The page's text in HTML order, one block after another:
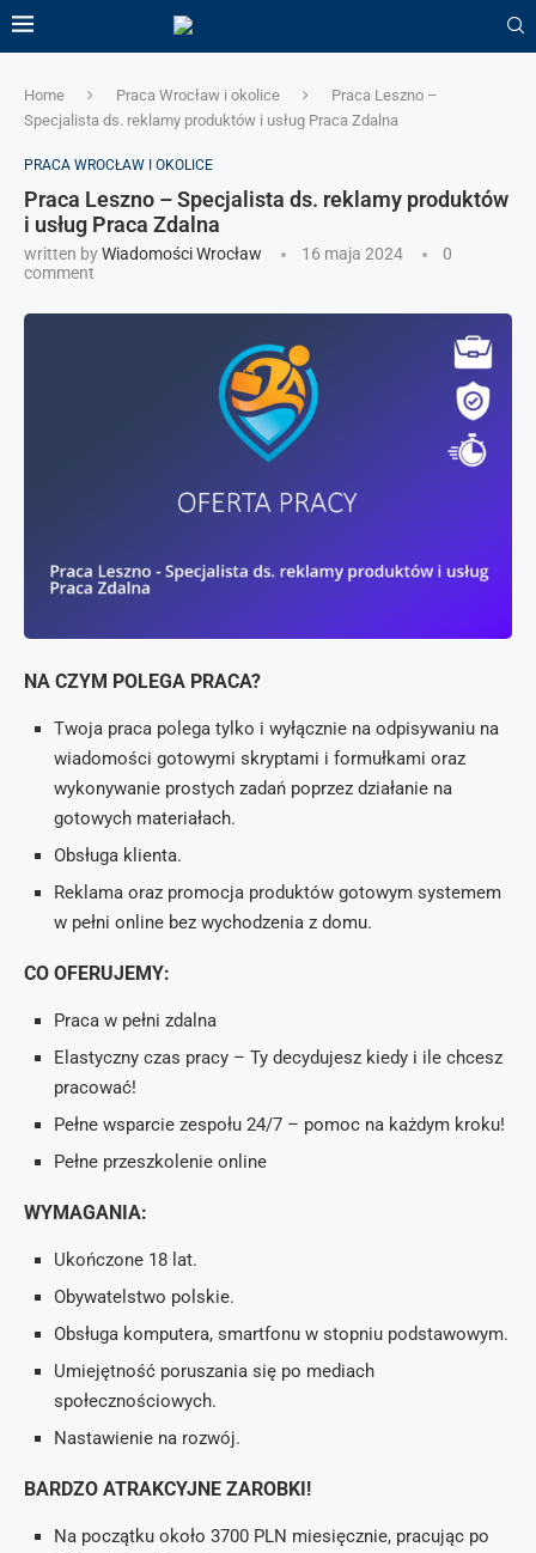
Home Praca Wrocław i okolice
Praca Leszno –
Specjalista ds. reklamy produktów i usług Praca Zdalna
PRACA WROCŁAW I OKOLICE
Praca Leszno – Specjalista ds. reklamy produktów
i usług Praca Zdalna
written byWiadomości Wrocław 16 maja 2024
0
comment
NA CZYM POLEGA PRACA?
Twoja praca polega tylko i wyłącznie na odpisywaniu na
wiadomości gotowymi skryptami i formułkami oraz
wykonywanie prostych zadań poprzez działanie na
gotowych materiałach.
Obsługa klienta.
Reklama oraz promocja produktów gotowym systemem
w pełni online bez wychodzenia z domu.
CO OFERUJEMY:
Praca w pełni zdalna
Elastyczny czas pracy – Ty decydujesz kiedy i ile chcesz
pracować!
Pełne wsparcie zespołu 24/7 – pomoc na każdym kroku!
Pełne przeszkolenie online
WYMAGANIA:
Ukończone 18 lat.
Obywatelstwo polskie.
Obsługa komputera, smartfonu w stopniu podstawowym.
Umiejętność poruszania się po mediach
społecznościowych.
Nastawienie na rozwój.
BARDZO ATRAKCYJNE ZAROBKI!
Na początku około 3700 PLN miesięcznie, pracując po